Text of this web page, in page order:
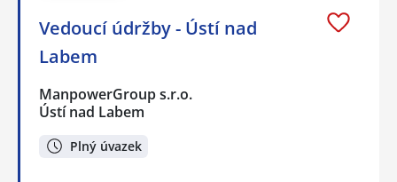
Vedoucí údržby - Ústí nad
Labem
ManpowerGroup s.r.o.
Ústí nad Labem
Plný úvazek